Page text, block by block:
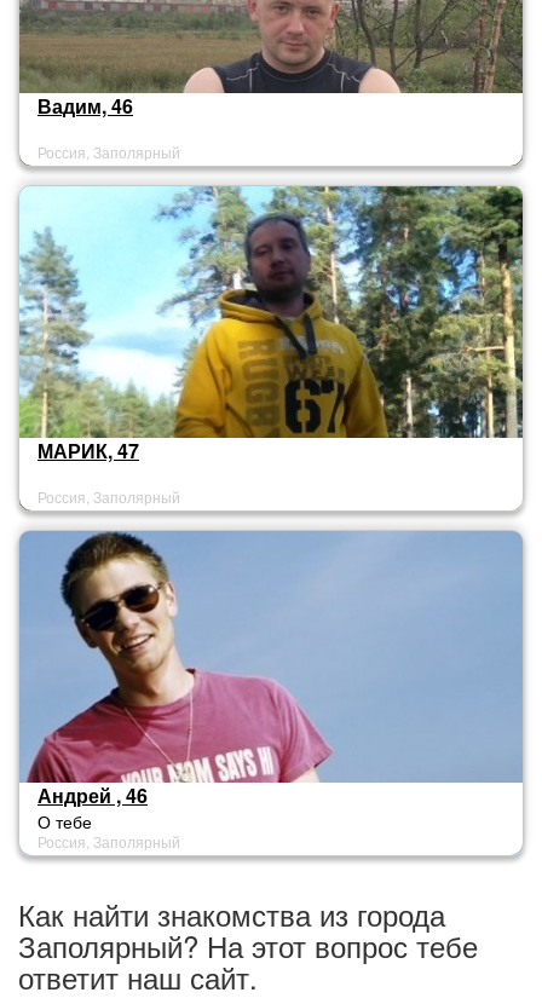
Вадим, 46
Россия, Заполярный
МАРИК, 47
Россия, Заполярный
Андрей , 46
О тебе
Россия, Заполярный
Как найти знакомства из города
Заполярный? На этот вопрос тебе
ответит наш сайт.